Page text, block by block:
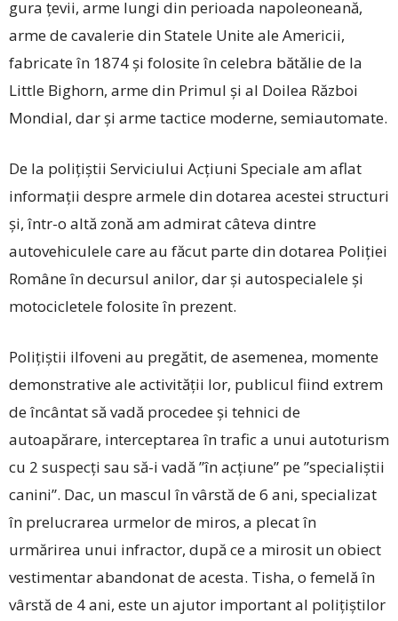
gura țevii, arme lungi din perioada napoleoneană,
arme de cavalerie din Statele Unite ale Americii,
fabricate în 1874 și folosite în celebra bătălie de la
Little Bighorn, arme din Primul și al Doilea Război
Mondial, dar și arme tactice moderne, semiautomate.
De la polițiștii Serviciului Acțiuni Speciale am aflat
informații despre armele din dotarea acestei structuri
și, într-o altă zonă am admirat câteva dintre
autovehiculele care au făcut parte din dotarea Poliției
Române în decursul anilor, dar și autospecialele și
motocicletele folosite în prezent.
Polițiștii ilfoveni au pregătit, de asemenea, momente
demonstrative ale activității lor, publicul fiind extrem
de încântat să vadă procedee și tehnici de
autoapărare, interceptarea în trafic a unui autoturism
cu 2 suspecți sau să-i vadă ”în acțiune” pe ”specialiștii
canini”. Dac, un mascul în vârstă de 6 ani, specializat
în prelucrarea urmelor de miros, a plecat în
urmărirea unui infractor, după ce a mirosit un obiect
vestimentar abandonat de acesta. Tisha, o femelă în
vârstă de 4 ani, este un ajutor important al polițiștilor